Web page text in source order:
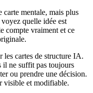
carte mentale, mais plus
quelle idée est
compte vraiment et ce
les cartes de structure IA.
il ne suffit pas toujours
ou prendre une décision.
visible et modifiable.